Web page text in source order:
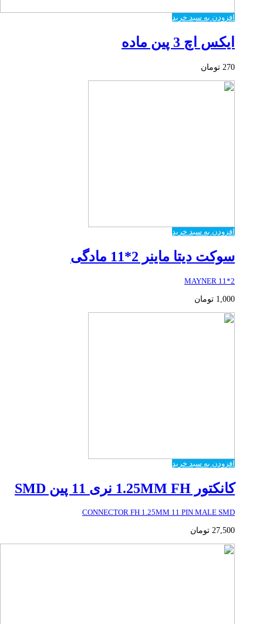
افزودن به سبد خرید
ایکس اچ 3 پین ماده
270 تومان
افزودن به سبد خرید
سوکت دیتا ماینر 2*11 مادگی
2*11 MAYNER
1,000 تومان
افزودن به سبد خرید
کانکتور 1.25MM FH نری 11 پین SMD
CONNECTOR FH 1.25MM 11 PIN MALE SMD
27,500 تومان